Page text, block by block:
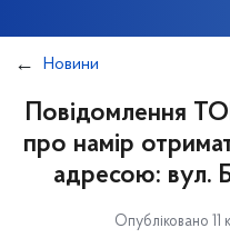
Новини
Повідомлення
про намір
адресою: вул.
Опубліковано 11